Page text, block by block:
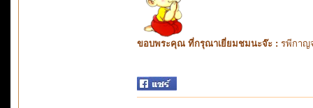
ขอบพระคุณ ที่กรุณาเยี่ยมชมนะจ๊ะ : รพีกาญ